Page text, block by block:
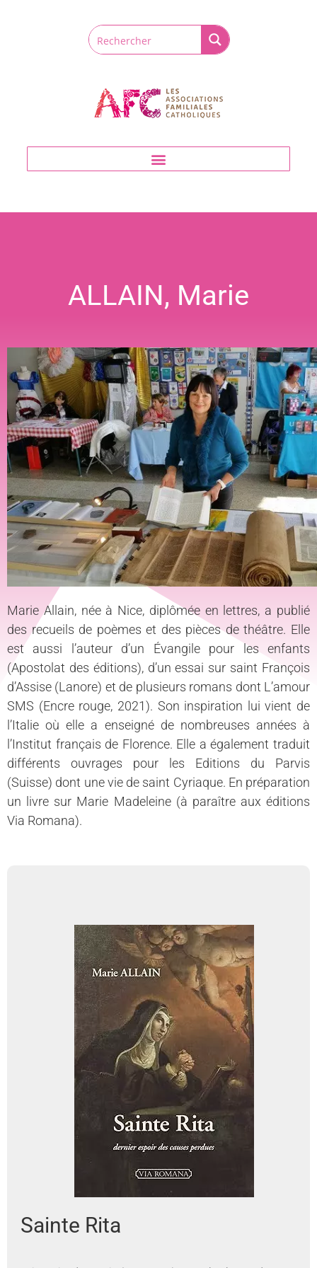
ALLAIN, Marie
Marie Allain, née à Nice, diplômée en lettres, a publié
des recueils de poèmes et des pièces de théâtre. Elle
est aussi l’auteur d’un Évangile pour les enfants
(Apostolat des éditions), d’un essai sur saint François
d’Assise (Lanore) et de plusieurs romans dont L’amour
SMS (Encre rouge, 2021). Son inspiration lui vient de
l’Italie où elle a enseigné de nombreuses années à
l’Institut français de Florence. Elle a également traduit
différents ouvrages pour les Editions du Parvis
(Suisse) dont une vie de saint Cyriaque. En préparation
un livre sur Marie Madeleine (à paraître aux éditions
Via Romana).
Sainte Rita